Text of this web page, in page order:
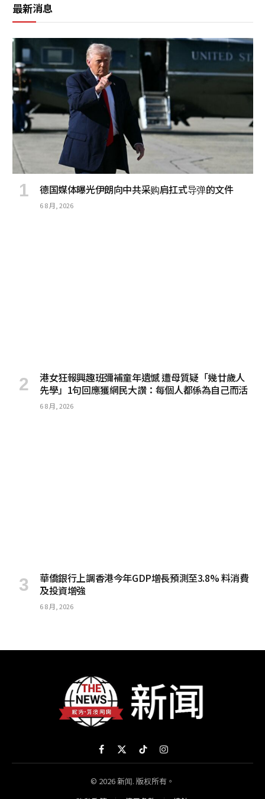
最新消息
德国媒体曝光伊朗向中共采购肩扛式导弹的文件
6 8 月, 2026
港女狂報興趣班彌補童年遺憾 遭母質疑「幾廿歲人
先學」1句回應獲網民大讚：每個人都係為自己而活
6 8 月, 2026
華僑銀行上調香港今年GDP增長預測至3.8% 料消費
及投資增強
6 8 月, 2026
Facebook
X
(Twitter)
TikTokInstagram
© 2026 新闻. 版权所有。